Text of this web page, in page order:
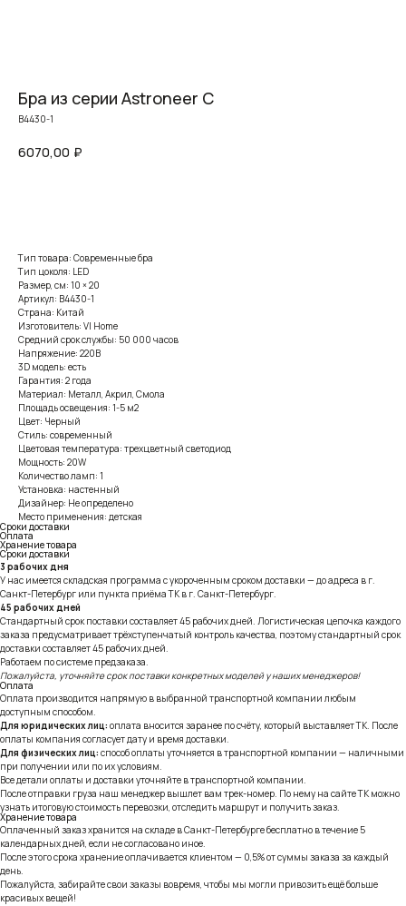
Бра из серии Astroneer C
B4430-1
6070,00 ₽
Тип товара: Современные бра
Тип цоколя: LED
Размер, см: 10 × 20
Артикул: B4430-1
Страна: Китай
Изготовитель: VI Home
Средний срок службы: 50 000 часов
Напряжение: 220В
3D модель: есть
Гарантия: 2 года
Материал: Металл, Акрил, Смола
Площадь освещения: 1-5 м2
Цвет: Черный
Стиль: современный
Цветовая температура: трехцветный светодиод
Мощность: 20W
Количество ламп: 1
Установка: настенный
Дизайнер: Не определено
Место применения: детская
Сроки доставки
Оплата
Хранение товара
Сроки доставки
3 рабочих дня
У нас имеется складская программа с укороченным сроком доставки — до адреса в г.
Санкт-Петербург или пункта приёма ТК в г. Санкт-Петербург.
45 рабочих дней
Стандартный срок поставки составляет 45 рабочих дней. Логистическая цепочка каждого
заказа предусматривает трёхступенчатый контроль качества, поэтому стандартный срок
доставки составляет 45 рабочих дней.
Работаем по системе предзаказа.
Пожалуйста, уточняйте срок поставки конкретных моделей у наших менеджеров!
Оплата
Оплата производится напрямую в выбранной транспортной компании любым
доступным способом.
Для юридических лиц: оплата вносится заранее по счёту, который выставляет ТК. После
оплаты компания согласует дату и время доставки.
Для физических лиц: способ оплаты уточняется в транспортной компании — наличными
при получении или по их условиям.
Все детали оплаты и доставки уточняйте в транспортной компании.
После отправки груза наш менеджер вышлет вам трек-номер. По нему на сайте ТК можно
узнать итоговую стоимость перевозки, отследить маршрут и получить заказ.
Хранение товара
Оплаченный заказ хранится на складе в Санкт-Петербурге бесплатно в течение 5
календарных дней, если не согласовано иное.
После этого срока хранение оплачивается клиентом — 0,5% от суммы заказа за каждый
день.
Пожалуйста, забирайте свои заказы вовремя, чтобы мы могли привозить ещё больше
красивых вещей!